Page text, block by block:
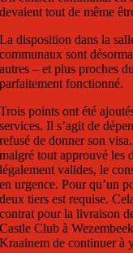
devaient tout de même
La disposition dans la
communaux sont
autres – et plus proches
parfaitement fonctionné.
Trois points ont été
services. Il s’agit de
refusé de donner son
malgré tout approuvé les
légalement valides, le
en urgence. Pour qu’un
deux tiers est requise.
contrat pour la livraison
Castle Club à
Kraainem de continuer à